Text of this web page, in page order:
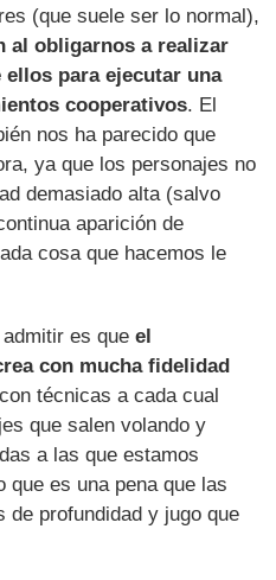
(que suele ser lo normal),
al obligarnos a realizar
para ejecutar una
cooperativos. El
nos ha parecido que
ya que los personajes no
demasiado alta (salvo
aparición de
cosa que hacemos le
admitir es queel
con mucha fidelidad
técnicas a cada cual
que salen volando y
a las que estamos
que es una pena que las
de profundidad y jugo que